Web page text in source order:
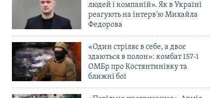
людей і компаній». Як в Україні
реагують на інтерв’ю Михайла
Федорова
«Один стріляє в себе, а двоє
здаються в полон»: комбат 157-ї
ОМБр про Костянтинівку та
ближні бої